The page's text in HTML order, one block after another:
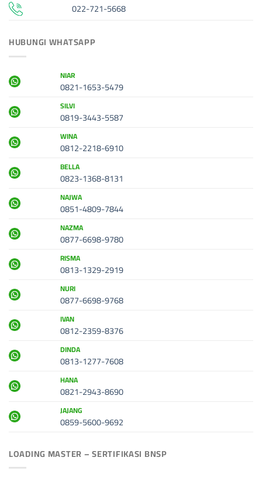
022-721-5668
HUBUNGI WHATSAPP
NIAR
0821-1653-5479
SILVI
0819-3443-5587
WINA
0812-2218-6910
BELLA
0823-1368-8131
NAJWA
0851-4809-7844
NAZMA
0877-6698-9780
RISMA
0813-1329-2919
NURI
0877-6698-9768
IVAN
0812-2359-8376
DINDA
0813-1277-7608
HANA
0821-2943-8690
JAJANG
0859-5600-9692
LOADING MASTER – SERTIFIKASI BNSP